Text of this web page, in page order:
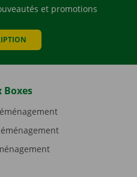
et promotions
Boxes